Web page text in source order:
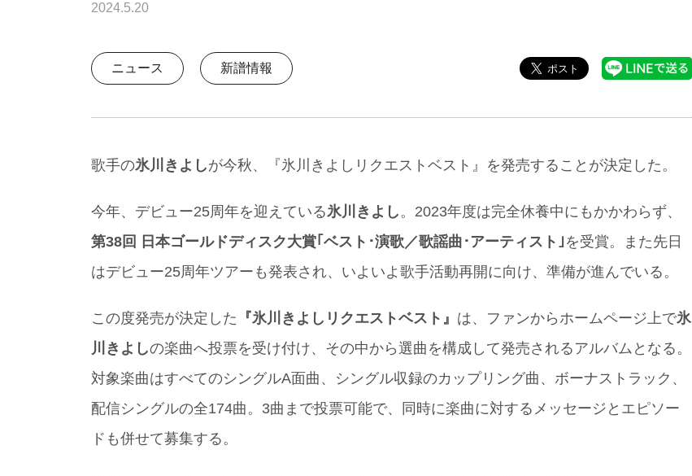
2024.5.20
ニュース 新譜情報
歌手の氷川きよしが今秋、『氷川きよしリクエストベスト』を発売することが決定した。
今年、デビュー25周年を迎えている氷川きよし。2023年度は完全休養中にもかかわらず、
第38回 日本ゴールドディスク大賞｢ベスト･演歌／歌謡曲･アーティスト｣ を受賞。また先日
はデビュー25周年ツアーも発表され、いよいよ歌手活動再開に向け、準備が進んでいる。
この度発売が決定した 『氷川きよしリクエストベスト』 は、ファンからホームページ上で氷
川きよしの楽曲へ投票を受け付け、その中から選曲を構成して発売されるアルバムとなる。
対象楽曲はすべてのシングルA面曲、シングル収録のカップリング曲、ボーナストラック、
配信シングルの全174曲。3曲まで投票可能で、同時に楽曲に対するメッセージとエピソー
ドも併せて募集する。